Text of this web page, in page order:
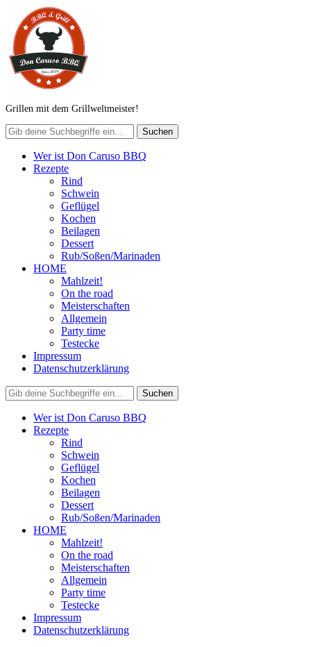
Grillen mit dem Grillweltmeister!
Wer ist Don Caruso BBQ
Rezepte
Rind
Schwein
Geflügel
Kochen
Beilagen
Dessert
Rub/Soßen/Marinaden
HOME
Mahlzeit!
On the road
Meisterschaften
Allgemein
Party time
Testecke
Impressum
Datenschutzerklärung
Wer ist Don Caruso BBQ
Rezepte
Rind
Schwein
Geflügel
Kochen
Beilagen
Dessert
Rub/Soßen/Marinaden
HOME
Mahlzeit!
On the road
Meisterschaften
Allgemein
Party time
Testecke
Impressum
Datenschutzerklärung